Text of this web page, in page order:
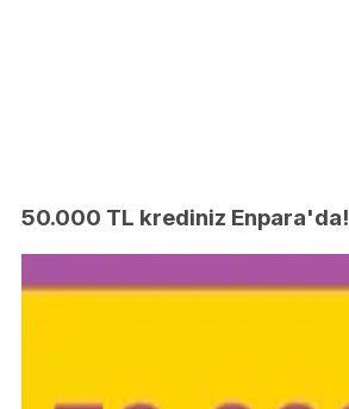
50.000 TL krediniz Enpara'da!